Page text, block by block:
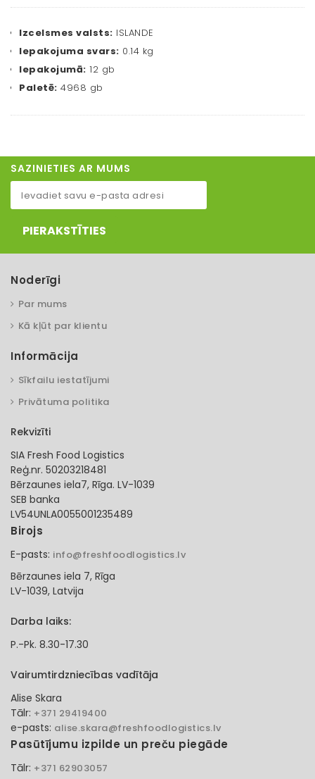
Izcelsmes valsts: ISLANDE
Iepakojuma svars: 0.14 kg
Iepakojumā: 12 gb
Paletē: 4968 gb
SAZINIETIES AR MUMS
PIERAKSTĪTIES
Noderīgi
Par mums
Kā kļūt par klientu
Informācija
Sīkfailu iestatījumi
Privātuma politika
Rekvizīti
SIA Fresh Food Logistics
Reģ.nr. 50203218481
Bērzaunes iela7, Rīga. LV-1039
SEB banka
LV54UNLA0055001235489
Birojs
E-pasts: info@freshfoodlogistics.lv
Bērzaunes iela 7, Rīga
LV-1039, Latvija
Darba laiks:
P.-Pk. 8.30-17.30
Vairumtirdzniecības vadītāja
Alise Skara
Tālr: +371 29419400
e-pasts: alise.skara@freshfoodlogistics.lv
Pasūtījumu izpilde un preču piegāde
Tālr: +371 62903057